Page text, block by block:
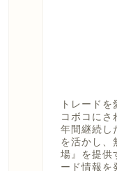
トレード
コボコにさ
年間継続し
を活かし、
場』を提供
ード情報を